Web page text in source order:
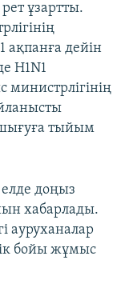
ұзартты.
ақпанға дейін
H1N1
министрлігінің
шығуға тыйым
елде доңыз
хабарлады.
ауруханалар
бойы жұмыс